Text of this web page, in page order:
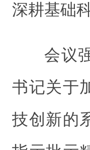
深耕基础
会议
书记关于
技创新的